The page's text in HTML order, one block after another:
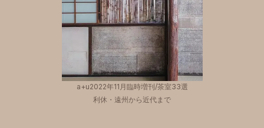
a+u2022年11月臨時増刊/茶室33選
利休・遠州から近代まで